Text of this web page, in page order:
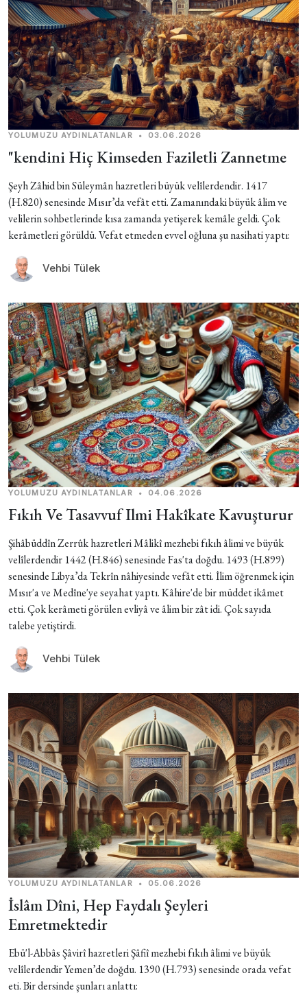
YOLUMUZU AYDINLATANLAR • 03.06.2026
"kendini Hiç Kimseden Faziletli Zannetme
Şeyh Zâhid bin Süleymân hazretleri büyük velîlerdendir. 1417
(H.820) senesinde Mısır’da vefât etti. Zamanındaki büyük âlim ve
velilerin sohbetlerinde kısa zamanda yetişerek kemâle geldi. Çok
kerâmetleri görüldü. Vefat etmeden evvel oğluna şu nasihati yaptı:
Vehbi Tülek
YOLUMUZU AYDINLATANLAR • 04.06.2026
Fıkıh Ve Tasavvuf Ilmi Hakîkate Kavuşturur
Şihâbüddîn Zerrûk hazretleri Mâlikî mezhebi fıkıh âlimi ve büyük
velîlerdendir 1442 (H.846) senesinde Fas'ta doğdu. 1493 (H.899)
senesinde Libya’da Tekrîn nâhiyesinde vefât etti. İlim öğrenmek için
Mısır'a ve Medîne'ye seyahat yaptı. Kâhire'de bir müddet ikâmet
etti. Çok kerâmeti görülen evliyâ ve âlim bir zât idi. Çok sayıda
talebe yetiştirdi.
Vehbi Tülek
YOLUMUZU AYDINLATANLAR • 05.06.2026
İslâm Dîni, Hep Faydalı Şeyleri
Emretmektedir
Ebü'l-Abbâs Şâvirî hazretleri Şâfiî mezhebi fıkıh âlimi ve büyük
velîlerdendir Yemen’de doğdu. 1390 (H.793) senesinde orada vefat
eti. Bir dersinde şunları anlattı: